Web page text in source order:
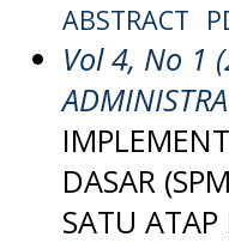
ABSTRACT
Vol 4, No 1
DASAR
SATU